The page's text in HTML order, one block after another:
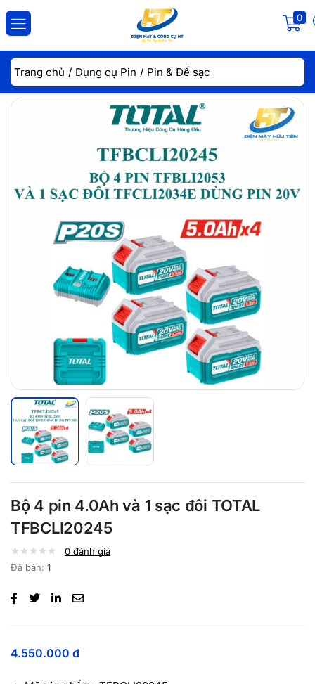
0
ĐĂNG NHẬP ĐĂNG KÝ
Nhập tài khoản và mật khẩu để đăng nhập.
Lưu đăng nhập
Đăng Nhập
Quên mật khẩu?
Trang chủ Dụng cụ Pin Pin & Đế sạc
Bộ 4 pin 4.0Ah và 1 sạc đôi TOTAL
TFBCLI20245
0 đánh giá
Đã bán: 1
4.550.000 đ